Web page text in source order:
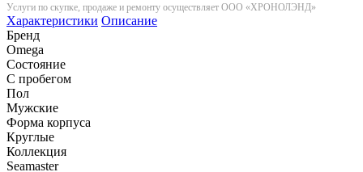
Услуги по скупке, продаже и ремонту осуществляет ООО «ХРОНОЛЭНД»
Характеристики Описание
Бренд
Omega
Состояние
С пробегом
Пол
Мужские
Форма корпуса
Круглые
Коллекция
Seamaster